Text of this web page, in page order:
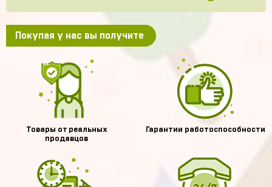
Покупая у нас вы получите
Товары от реальных
продавцов
Гарантии работоспособности